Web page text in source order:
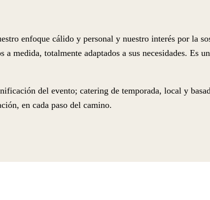
enfoque cálido y personal y nuestro interés por la
medida, totalmente adaptados a sus necesidades. Es
del evento; catering de temporada, local y
en cada paso del camino.